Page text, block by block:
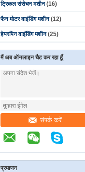
ट्रिकल संसेचन मशीन (16)
फैन मोटर वाइंडिंग मशीन (12)
हेयरपिन वाइंडिंग मशीन (25)
मैं अब ऑनलाइन चैट कर रहा हूँ
संपर्क करें
प्रमाणन